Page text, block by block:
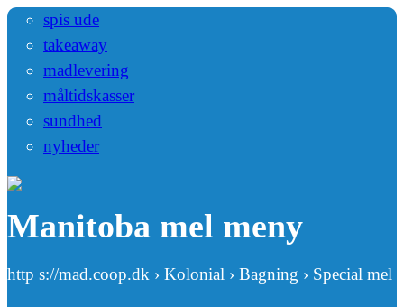
spis ude
takeaway
madlevering
måltidskasser
sundhed
nyheder
Manitoba mel meny
http s://mad.coop.dk › Kolonial › Bagning › Special mel